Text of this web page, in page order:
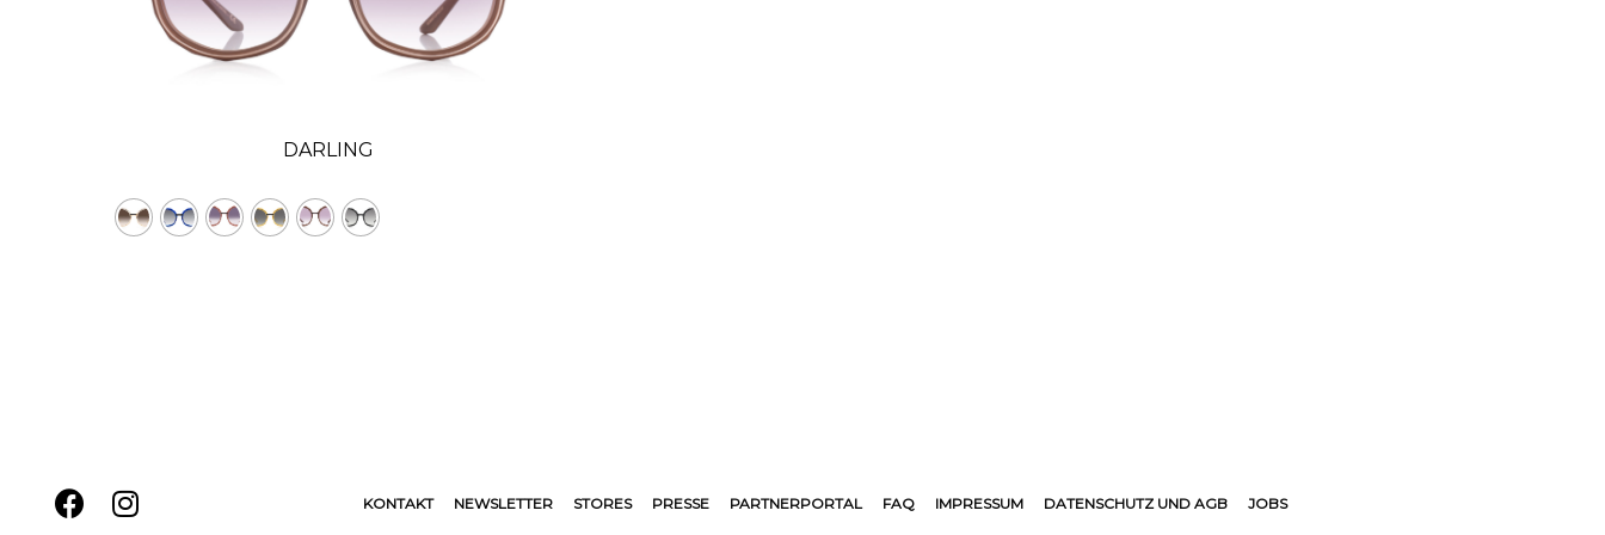
DARLING
KONTAKT NEWSLETTER STORES PRESSE PARTNERPORTAL FAQ IMPRESSUM DATENSCHUTZ UND AGB JOBS